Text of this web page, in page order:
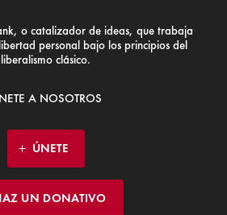
o catalizador de ideas, que trabaja
personal bajo los principios del
liberalismo clásico.
A NOSOTROS
ÚNETE
UN DONATIVO